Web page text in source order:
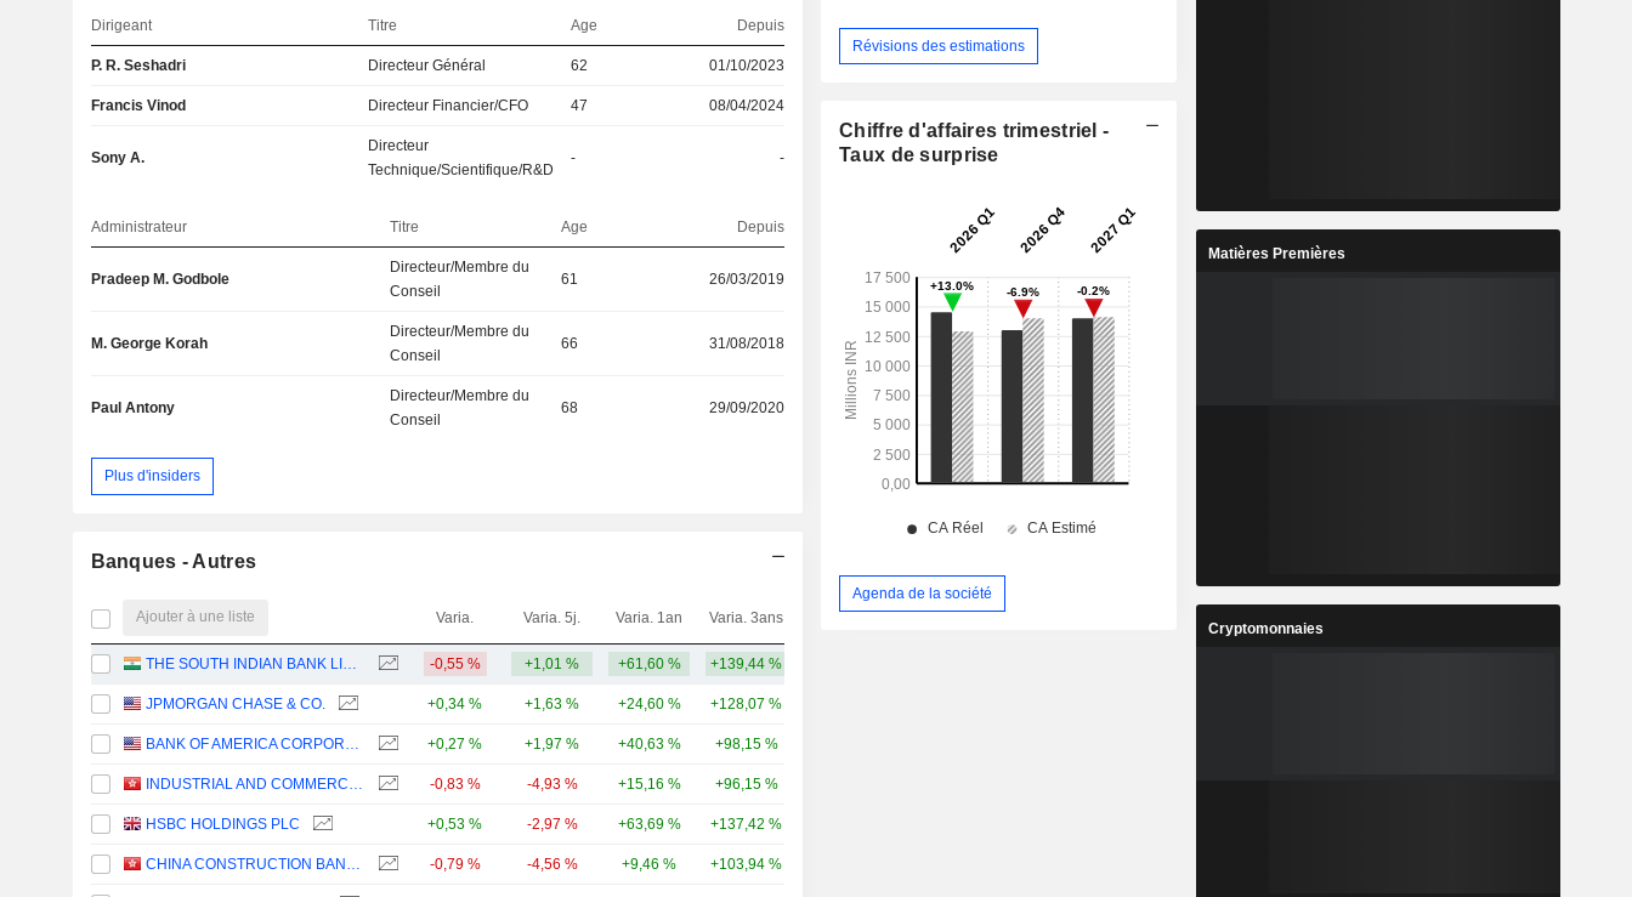
Dirigeant Titre Age Depuis
P. R. Seshadri Directeur Général 62 01/10/2023
Francis Vinod Directeur Financier/CFO 47 08/04/2024
Sony A.
Directeur
Technique/Scientifique/R&D
- -
Administrateur Titre Age Depuis
Pradeep M. Godbole
Directeur/Membre du
Conseil
61 26/03/2019
M. George Korah
Directeur/Membre du
Conseil
66 31/08/2018
Paul Antony
Directeur/Membre du
Conseil
68 29/09/2020
Plus d'insiders
Banques - Autres
Ajouter à une liste Varia. Varia. 5j. Varia. 1an Varia. 3ans Capi.($)
-0,55 % +1,01 % +61,60 % +139,44 %
JPMORGAN CHASE & CO. +0,34 % +1,63 % +24,60 % +128,07 %
+0,27 % +1,97 % +40,63 % +98,15 %
-0,83 % -4,93 % +15,16 % +96,15 %
HSBC HOLDINGS PLC +0,53 % -2,97 % +63,69 % +137,42 %
-0,79 % -4,56 % +9,46 % +103,94 %
Révisions des estimations
Chiffre d'affaires trimestriel -
Taux de surprise
Agenda de la société
Matières Premières
Cryptomonnaies